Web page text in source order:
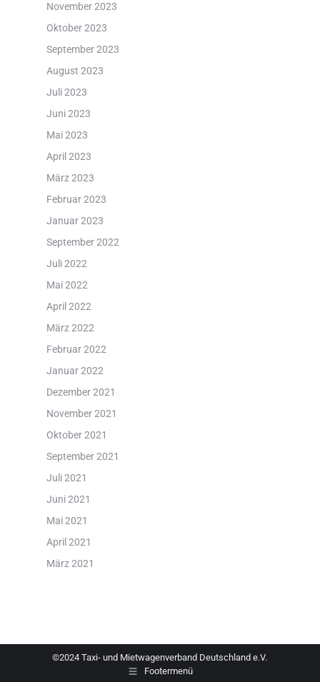
November 2023
Oktober 2023
September 2023
August 2023
Juli 2023
Juni 2023
Mai 2023
April 2023
März 2023
Februar 2023
Januar 2023
September 2022
Juli 2022
Mai 2022
April 2022
März 2022
Februar 2022
Januar 2022
Dezember 2021
November 2021
Oktober 2021
September 2021
Juli 2021
Juni 2021
Mai 2021
April 2021
März 2021
©2024 Taxi- und Mietwagenverband Deutschland e.V.
Footermenü